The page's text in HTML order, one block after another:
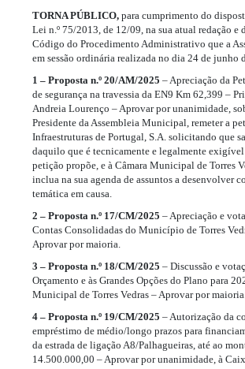
TORNA PÚBLICO, para cumprimento do
Lei n.º 75/2013, de 12/09, na sua atual redação e
Código do Procedimento Administrativo que a
em sessão ordinária realizada no dia 24 de junho
1 – Proposta n.º 20/AM/2025 – Apreciação da
de segurança na travessia da EN9 Km 62,399 –
Andreia Lourenço – Aprovar por unanimidade,
Presidente da Assembleia Municipal, remeter a
Infraestruturas de Portugal, S.A. solicitando que
daquilo que é tecnicamente e legalmente
petição propõe, e à Câmara Municipal de Torres
inclua na sua agenda de assuntos a desenvolver
temática em causa.
2 – Proposta n.º 17/CM/2025 – Apreciação e
Contas Consolidadas do Município de Torres
Aprovar por maioria.
3 – Proposta n.º 18/CM/2025 – Discussão e
Orçamento e às Grandes Opções do Plano para
Municipal de Torres Vedras – Aprovar por maioria.
4 – Proposta n.º 19/CM/2025 – Autorização da
empréstimo de médio/longo prazos para
da estrada de ligação A8/Palhagueiras, até ao
14.500.000,00 – Aprovar por unanimidade, à